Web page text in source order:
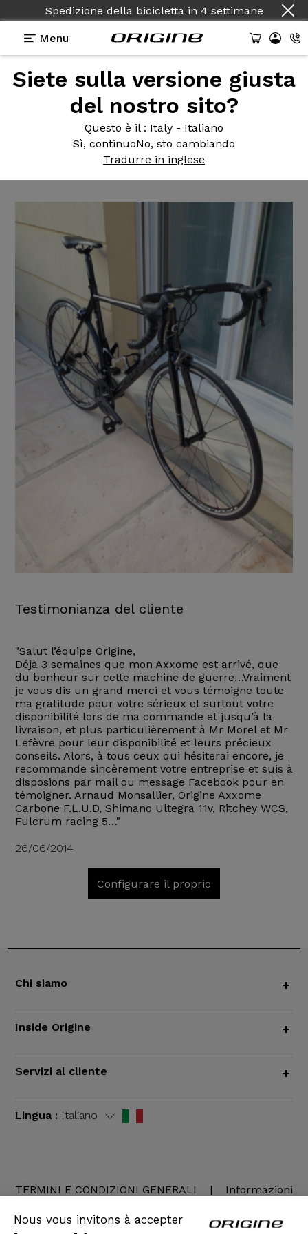
Nous vous invitons à accepter
Spedizione della bicicletta in 4 settimane
Menu
Siete sulla versione giusta
del nostro sito?
Questo è il : Italy - Italiano
Sì, continuoNo, sto cambiando
Tradurre in inglese
Testimonianze >
Origine Axxome 250 configuré
Origine Axxome250 configuré
base XR66
Testimonianza del cliente
"Salut l’équipe Origine,
Déjà 3 semaines que mon Axxome est arrivé, que
du bonheur sur cette machine de guerre…Vraiment
je vous dis un grand merci et vous témoigne toute
ma gratitude pour votre sérieux et surtout votre
disponibilité lors de ma commande et jusqu’à la
livraison, et plus particulièrement à Mr Morel et Mr
Lefèvre pour leur disponibilité et leurs précieux
conseils. Alors, à tous ceux qui hésiterai encore, je
recommande sincèrement votre entreprise et suis à
disposions par mail ou message Facebook pour en
témoigner. Arnaud Monsallier, Origine Axxome
Carbone F.L.U.D, Shimano Ultegra 11v, Ritchey WCS,
Fulcrum racing 5…"
26/06/2014
Configurare il proprio
Chi siamo +
Inside Origine +
Servizi al cliente +
Lingua : Italiano
TERMINI E CONDIZIONI GENERALI |
Informazioni